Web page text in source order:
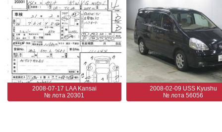
2008-07-17 LAA Kansai
№ лота 20301
2008-02-09 USS Kyushu
№ лота 56056